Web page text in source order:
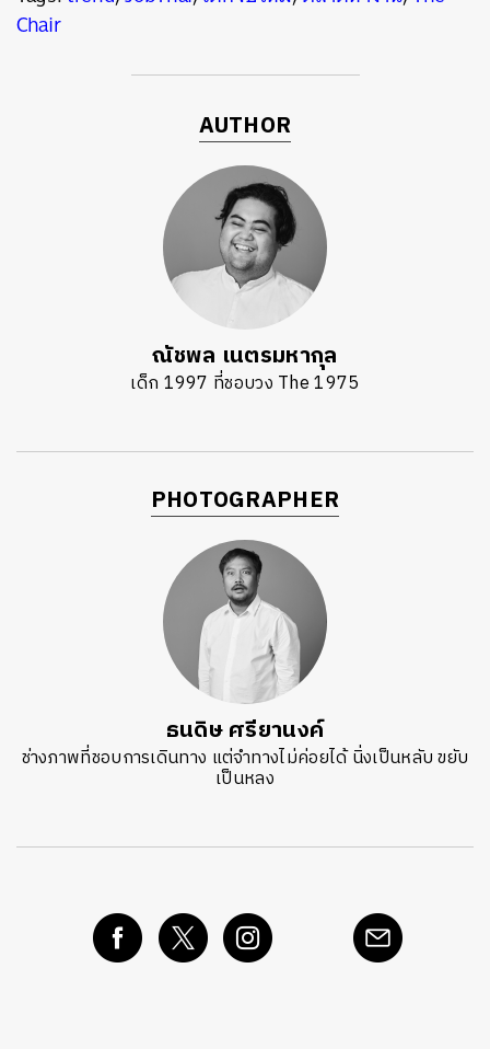
Chair
AUTHOR
ณัชพล เนตรมหากุล
เด็ก 1997 ที่ชอบวง The 1975
PHOTOGRAPHER
ธนดิษ​ ศรี​ยา​นงค์​
ช่างภาพที่ชอบการเดินทาง แต่จำทางไม่ค่อยได้ นิ่งเป็นหลับ ขยับ
เป็นหลง